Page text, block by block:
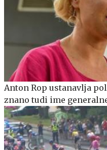
Anton Rop ustanavlja
znano tudi ime